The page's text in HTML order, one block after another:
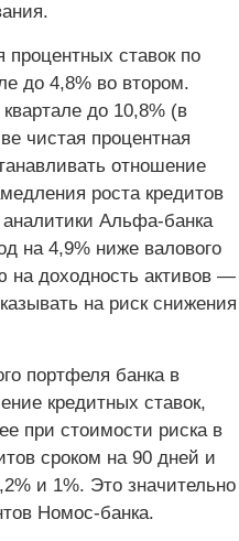
ставок по
до 4,8% во втором.
до 10,8% (в
чистая процентная
отношение
роста кредитов
Альфа-банка
на 4,9% ниже валового
на доходность активов —
на риск снижения
портфеля банка в
кредитных ставок,
при стои­мости риска в
сроком на 90 дней и
и 1%. Это значительно
Номос-банка.